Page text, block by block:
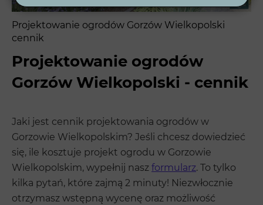
Projektowanie ogrodów Gorzów Wielkopolski
cennik
Projektowanie ogrodów
Gorzów Wielkopolski - cennik
Jaki jest cennik projektowania ogrodów w
Gorzowie Wielkopolskim? Jeśli chcesz dowiedzieć
się, ile kosztuje projekt ogrodu w Gorzowie
Wielkopolskim, wypełnij nasz formularz. To tylko
kilka pytań, które zajmą 2 minuty! Niezwłocznie
otrzymasz wstępną wycenę oraz możliwość